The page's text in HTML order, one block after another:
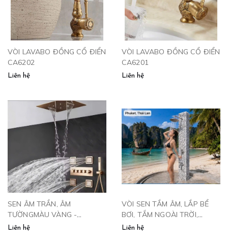
VÒI LAVABO ĐỒNG CỔ ĐIỂN
CA6202
Liên hệ
VÒI LAVABO ĐỒNG CỔ ĐIỂN
CA6201
Liên hệ
SEN ÂM TRẦN, ÂM
TƯỜNGMÀU VÀNG -
SAT4VP
Liên hệ
VÒI SEN TẮM ÂM, LẮP BỂ
BƠI, TẮM NGOÀI TRỜI,
VƯỜN, GẮN CỘT- SNT102
Liên hệ